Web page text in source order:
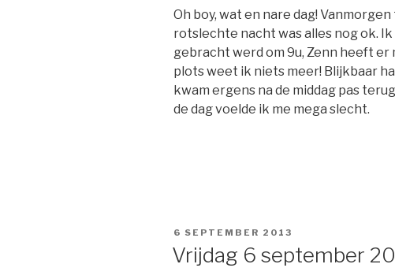
Oh boy, wat en nare dag!
rotslechte nacht was alles nog ok.
gebracht werd om 9u, Zenn heeft er
plots weet ik niets meer! Blijkbaar
kwam ergens na de middag pas
de dag voelde ik me mega slecht.
GEPLAATST
6 SEPTEMBER 2013
Vrijdag 6 september